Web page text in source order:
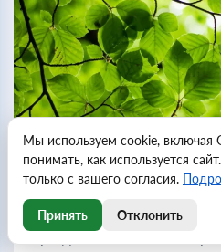
Будет ли День труда
День труда является
Мы используем cookie, включая
понимать, как используется
только с вашего согласия.
Принять Отклонить